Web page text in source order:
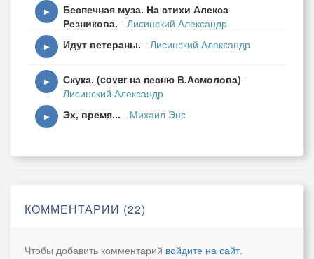
> Что там! - Веками не видели лучше!
> Сладко дышать на балконе озоном!
> - Выйдет тебя на балкон она слушать!
> 3-й куплет.
> Пусть твоя песня доверчиво льётся,
▶
Беспечная муза. На стихи Алекса
Резникова. - Лисинский Александр
▶ Идут ветераны. - Лисинский Александр
▶ Скука. (cover на песню В.Асмолова) -
Лисинский Александр
▶ Эх, время... - Михаил Энс
КОММЕНТАРИИ (22)
Чтобы добавить комментарий войдите на сайт.